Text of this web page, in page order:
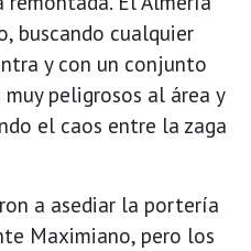
buscando cualquier
y con un conjunto
peligrosos al área y
el caos entre la zaga
a asediar la portería
Maximiano, pero los